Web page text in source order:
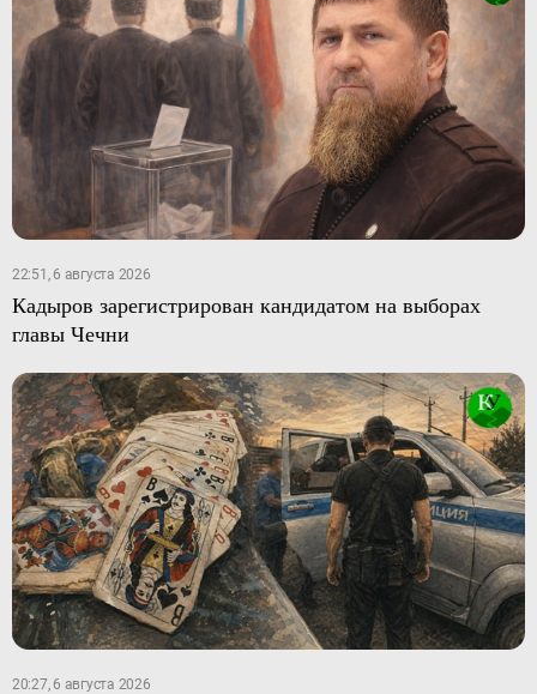
22:51, 6 августа 2026
Кадыров зарегистрирован кандидатом на выборах
главы Чечни
20:27, 6 августа 2026